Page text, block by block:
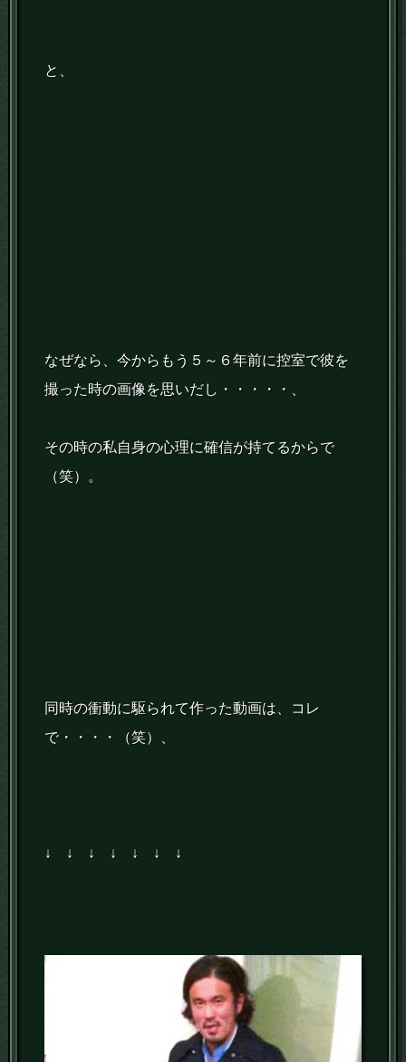
と、
なぜなら、今からもう５～６年前に控室で彼を
撮った時の画像を思いだし・・・・・、
その時の私自身の心理に確信が持てるからで
（笑）。
同時の衝動に駆られて作った動画は、コレ
で・・・・（笑）、
↓ ↓ ↓ ↓ ↓ ↓ ↓